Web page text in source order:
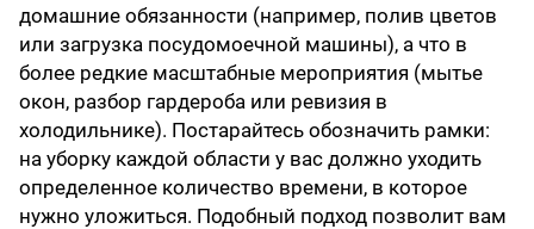
домашние обязанности (например, полив цветов
или загрузка посудомоечной машины), а что в
более редкие масштабные мероприятия (мытье
окон, разбор гардероба или ревизия в
холодильнике). Постарайтесь обозначить рамки:
на уборку каждой области у вас должно уходить
определенное количество времени, в которое
нужно уложиться. Подобный подход позволит вам